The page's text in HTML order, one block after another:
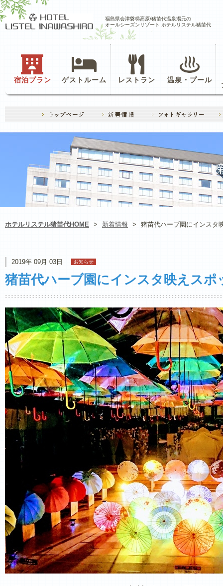
福島県会津磐梯高原/猪苗代温泉湯元の
オールシーズンリゾート ホテルリステル猪苗代
宿泊プラン ゲストルーム レストラン 温泉・プール
ホテルリステル猪苗代HOME > 新着情報 > 猪苗代ハーブ園にインスタ
2019年 09月 03日 お知らせ
猪苗代ハーブ園にインスタ映えスポ